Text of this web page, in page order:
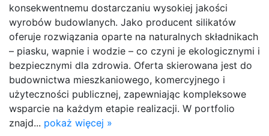
konsekwentnemu dostarczaniu wysokiej jakości
wyrobów budowlanych. Jako producent silikatów
oferuje rozwiązania oparte na naturalnych składnikach
– piasku, wapnie i wodzie – co czyni je ekologicznymi i
bezpiecznymi dla zdrowia. Oferta skierowana jest do
budownictwa mieszkaniowego, komercyjnego i
użyteczności publicznej, zapewniając kompleksowe
wsparcie na każdym etapie realizacji. W portfolio
znajd... pokaż więcej »